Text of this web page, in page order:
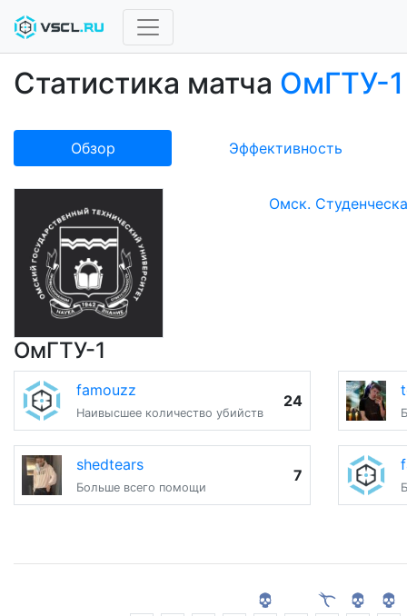
Статистика матча ОмГТУ-1
Обзор Эффективность
ОмГТУ-1
Омск.
famouzz
Наивысшее количество убийств
24
shedtears
Больше всего помощи
7